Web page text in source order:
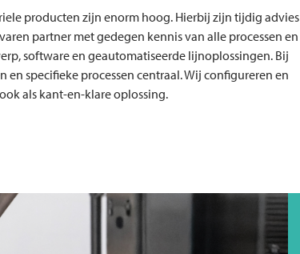
producten zijn enorm hoog. Hierbij zijn tijdig advies
partner met gedegen kennis van alle processen en
software en geautomatiseerde lijnoplossingen. Bij
specifieke processen centraal. Wij configureren en
als kant-en-klare oplossing.